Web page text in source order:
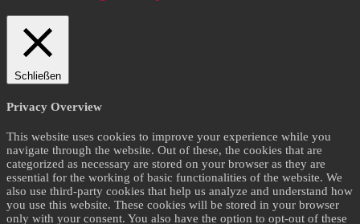
Schließen
Privacy Overview
This website uses cookies to improve your experience while you
navigate through the website. Out of these, the cookies that are
categorized as necessary are stored on your browser as they are
essential for the working of basic functionalities of the website. We
also use third-party cookies that help us analyze and understand how
you use this website. These cookies will be stored in your browser
only with your consent. You also have the option to opt-out of these